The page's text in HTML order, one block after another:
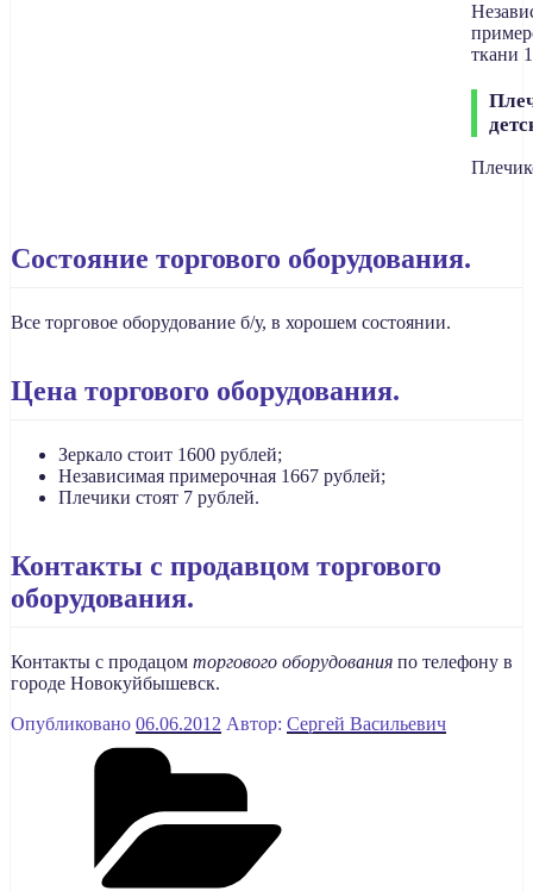
ткани
Состояние торгового оборудования.
Все торговое оборудование б/у, в хорошем состоянии.
Цена торгового оборудования.
Зеркало стоит 1600 рублей;
Независимая примерочная 1667 рублей;
Плечики стоят 7 рублей.
Контакты с продавцом торгового
оборудования.
Контакты с продацом торгового оборудования по телефону в
городе Новокуйбышевск.
Опубликовано 06.06.2012 Автор: Сергей Васильевич